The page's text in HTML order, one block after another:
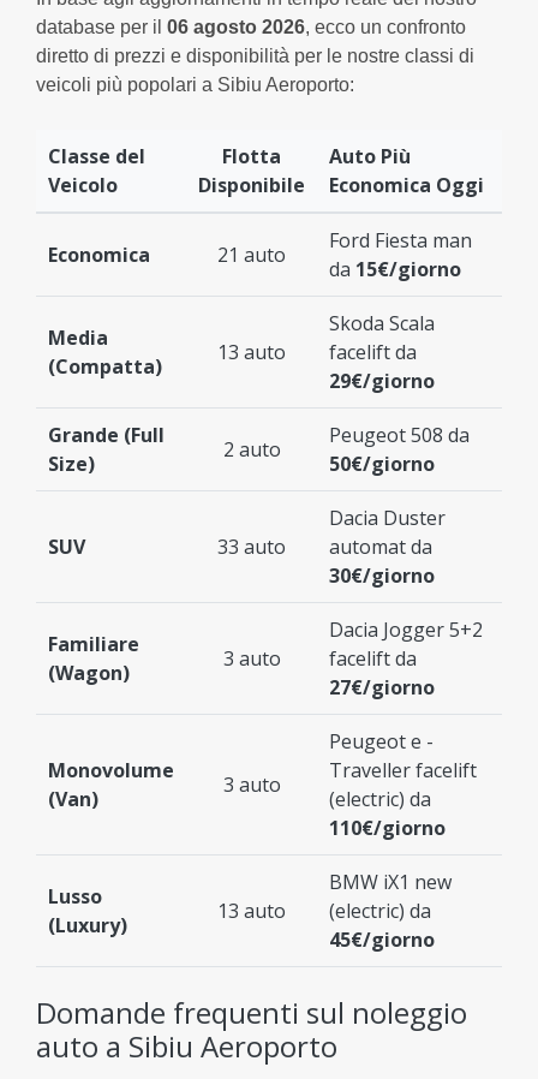
database per il 06 agosto 2026, ecco un confronto
diretto di prezzi e disponibilità per le nostre classi di
veicoli più popolari a Sibiu Aeroporto:
Classe del
Veicolo
Flotta
Disponibile
Auto Più
Economica Oggi
Economica 21 auto
Ford Fiesta man
da 15€/giorno
Media
(Compatta)
13 auto
Skoda Scala
facelift da
29€/giorno
Grande (Full
Size)
2 auto
Peugeot 508 da
50€/giorno
SUV 33 auto
Dacia Duster
automat da
30€/giorno
Familiare
(Wagon)
3 auto
Dacia Jogger 5+2
facelift da
27€/giorno
Monovolume
(Van)
3 auto
Peugeot e -
Traveller facelift
(electric) da
110€/giorno
Lusso
(Luxury)
13 auto
BMW iX1 new
(electric) da
45€/giorno
Domande frequenti sul noleggio
auto a Sibiu Aeroporto